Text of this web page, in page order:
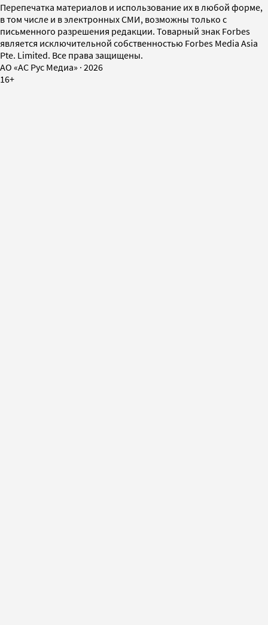
Перепечатка материалов и использование их в любой форме,
в том числе и в электронных СМИ, возможны только с
письменного разрешения редакции. Товарный знак Forbes
является исключительной собственностью Forbes Media Asia
Pte. Limited. Все права защищены.
AO «АС Рус Медиа» · 2026
16+